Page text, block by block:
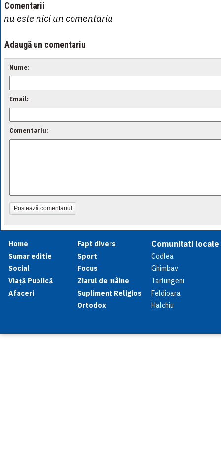
Comentarii
nu este nici un comentariu
Adaugă un comentariu
Nume:
Email:
Comentariu:
Postează comentariul
Home
Sumar editie
Social
Viață Publică
Afaceri
Fapt divers
Sport
Focus
Ziarul de mâine
Supliment Religios
Ortodox
Comunitati locale
Codlea
Ghimbav
Tarlungeni
Feldioara
Halchiu